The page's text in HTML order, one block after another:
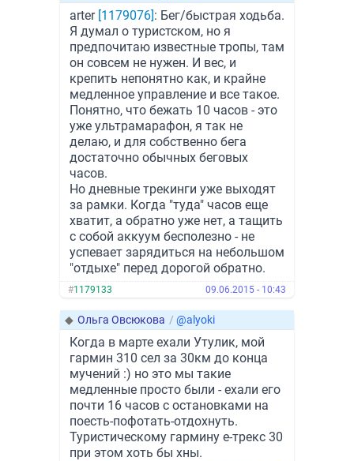
arter [1179076]: Бег/быстрая ходьба.
Я думал о туристском, но я
предпочитаю известные тропы, там
он совсем не нужен. И вес, и
крепить непонятно как, и крайне
медленное управление и все такое.
Понятно, что бежать 10 часов - это
уже ультрамарафон, я так не
делаю, и для собственно бега
достаточно обычных беговых
часов.
Но дневные трекинги уже выходят
за рамки. Когда "туда" часов еще
хватит, а обратно уже нет, а тащить
с собой аккуум бесполезно - не
успевает зарядиться на небольшом
"отдыхе" перед дорогой обратно.
#1179133 09.06.2015 - 10:43
◆ Ольга Овсюкова / @alyoki
Когда в марте ехали Утулик, мой
гармин 310 сел за 30км до конца
мучений :) но это мы такие
медленные просто были - ехали его
почти 16 часов с остановками на
поесть-пофотать-отдохнуть.
Туристическому гармину е-трекс 30
при этом хоть бы хны.